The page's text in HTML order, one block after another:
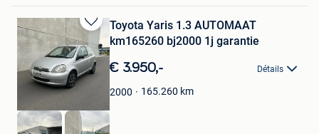
Sauvegarder
dans
Mes
Favoris
Toyota Yaris 1.3 AUTOMAAT
km165260 bj2000 1j garantie
€ 3.950,- Détails
2000 165.260 km